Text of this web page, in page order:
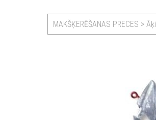
MAKŠĶERĒŠANAS PRECES > Āķi